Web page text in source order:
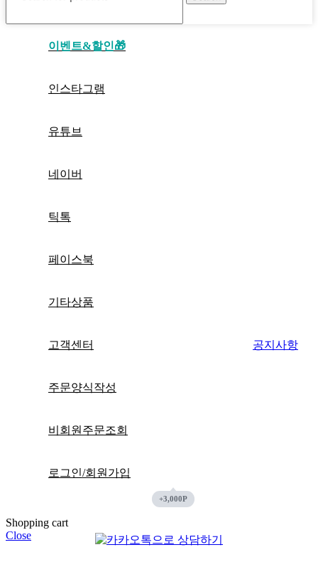
이벤트&할인🎁
인스타그램
유튜브
네이버
틱톡
페이스북
기타상품
고객센터 공지사항
주문양식작성
비회원주문조회
로그인/회원가입
Shopping cart
Close